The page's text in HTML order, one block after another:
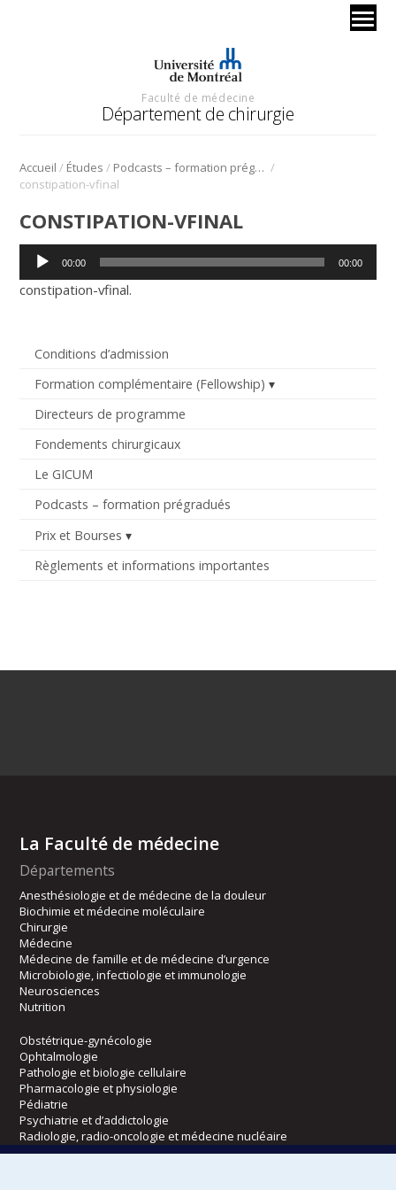
Faculté de médecine
Département de chirurgie
Accueil / Études / Podcasts – formation prégradués /
constipation-vfinal
Conditions d’admission
Formation complémentaire (Fellowship)
Directeurs de programme
Fondements chirurgicaux
Le GICUM
Podcasts – formation prégradués
Prix et Bourses
Règlements et informations importantes
CONSTIPATION-VFINAL
Lecteur
audio
00:00 00:00
constipation-vfinal.
La Faculté de médecine
Départements
Anesthésiologie et de médecine de la douleur
Biochimie et médecine moléculaire
Chirurgie
Médecine
Médecine de famille et de médecine d’urgence
Microbiologie, infectiologie et immunologie
Neurosciences
Nutrition
Obstétrique-gynécologie
Ophtalmologie
Pathologie et biologie cellulaire
Pharmacologie et physiologie
Pédiatrie
Psychiatrie et d’addictologie
Radiologie, radio-oncologie et médecine nucléaire